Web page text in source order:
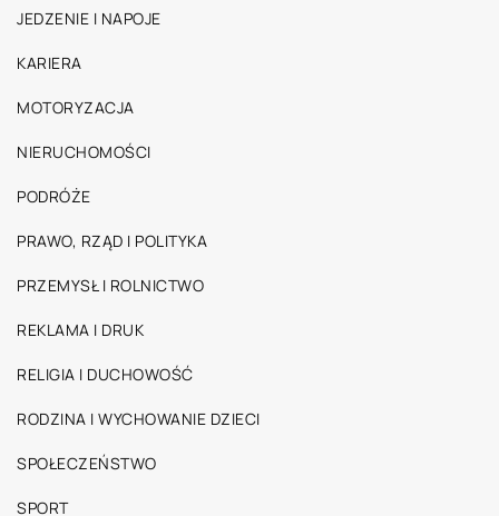
JEDZENIE I NAPOJE
KARIERA
MOTORYZACJA
NIERUCHOMOŚCI
PODRÓŻE
PRAWO, RZĄD I POLITYKA
PRZEMYSŁ I ROLNICTWO
REKLAMA I DRUK
RELIGIA I DUCHOWOŚĆ
RODZINA I WYCHOWANIE DZIECI
SPOŁECZEŃSTWO
SPORT